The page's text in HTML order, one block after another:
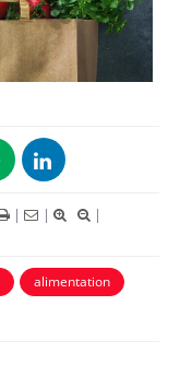
| |
|
alimentation